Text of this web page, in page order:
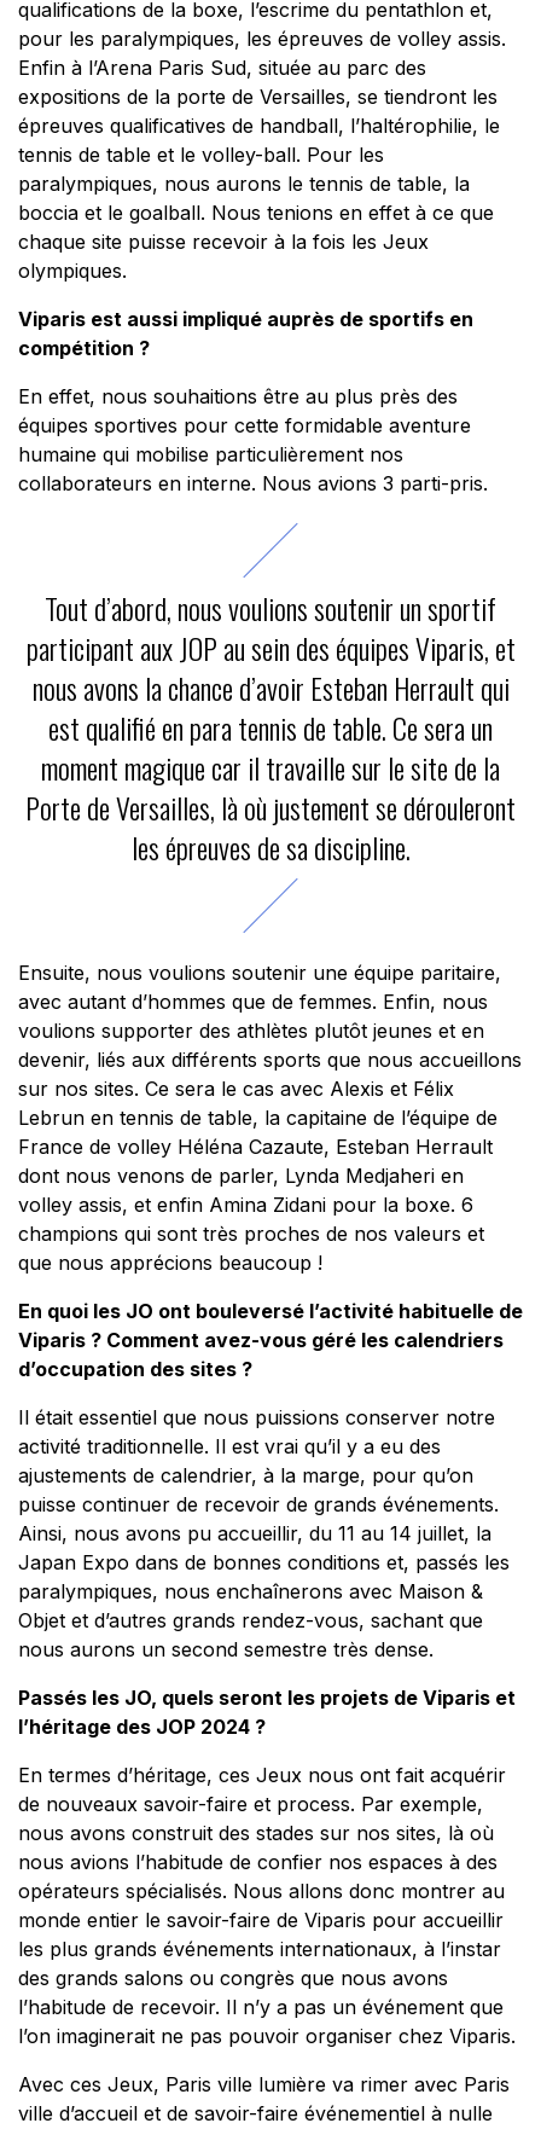
qualifications de la boxe, l’escrime du pentathlon et,
pour les paralympiques, les épreuves de volley assis.
Enfin à l’Arena Paris Sud, située au parc des
expositions de la porte de Versailles, se tiendront les
épreuves qualificatives de handball, l’haltérophilie, le
tennis de table et le volley-ball. Pour les
paralympiques, nous aurons le tennis de table, la
boccia et le goalball. Nous tenions en effet à ce que
chaque site puisse recevoir à la fois les Jeux
olympiques.
Viparis est aussi impliqué auprès de sportifs en
compétition ?
En effet, nous souhaitions être au plus près des
équipes sportives pour cette formidable aventure
humaine qui mobilise particulièrement nos
collaborateurs en interne. Nous avions 3 parti-pris.
Tout d’abord, nous voulions soutenir un sportif
participant aux JOP au sein des équipes Viparis, et
nous avons la chance d’avoir Esteban Herrault qui
est qualifié en para tennis de table. Ce sera un
moment magique car il travaille sur le site de la
Porte de Versailles, là où justement se dérouleront
les épreuves de sa discipline.
Ensuite, nous voulions soutenir une équipe paritaire,
avec autant d’hommes que de femmes. Enfin, nous
voulions supporter des athlètes plutôt jeunes et en
devenir, liés aux différents sports que nous accueillons
sur nos sites. Ce sera le cas avec Alexis et Félix
Lebrun en tennis de table, la capitaine de l’équipe de
France de volley Héléna Cazaute, Esteban Herrault
dont nous venons de parler, Lynda Medjaheri en
volley assis, et enfin Amina Zidani pour la boxe. 6
champions qui sont très proches de nos valeurs et
que nous apprécions beaucoup !
En quoi les JO ont bouleversé l’activité habituelle de
Viparis ? Comment avez-vous géré les calendriers
d’occupation des sites ?
Il était essentiel que nous puissions conserver notre
activité traditionnelle. Il est vrai qu’il y a eu des
ajustements de calendrier, à la marge, pour qu’on
puisse continuer de recevoir de grands événements.
Ainsi, nous avons pu accueillir, du 11 au 14 juillet, la
Japan Expo dans de bonnes conditions et, passés les
paralympiques, nous enchaînerons avec Maison &
Objet et d’autres grands rendez-vous, sachant que
nous aurons un second semestre très dense.
Passés les JO, quels seront les projets de Viparis et
l’héritage des JOP 2024 ?
En termes d’héritage, ces Jeux nous ont fait acquérir
de nouveaux savoir-faire et process. Par exemple,
nous avons construit des stades sur nos sites, là où
nous avions l’habitude de confier nos espaces à des
opérateurs spécialisés. Nous allons donc montrer au
monde entier le savoir-faire de Viparis pour accueillir
les plus grands événements internationaux, à l’instar
des grands salons ou congrès que nous avons
l’habitude de recevoir. Il n’y a pas un événement que
l’on imaginerait ne pas pouvoir organiser chez Viparis.
Avec ces Jeux, Paris ville lumière va rimer avec Paris
ville d’accueil et de savoir-faire événementiel à nulle